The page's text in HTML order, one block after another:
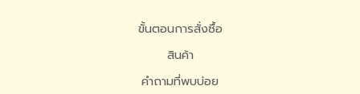
ขั้นตอนการสั่งซื้อ
สินค้า
คำถามที่พบบ่อย